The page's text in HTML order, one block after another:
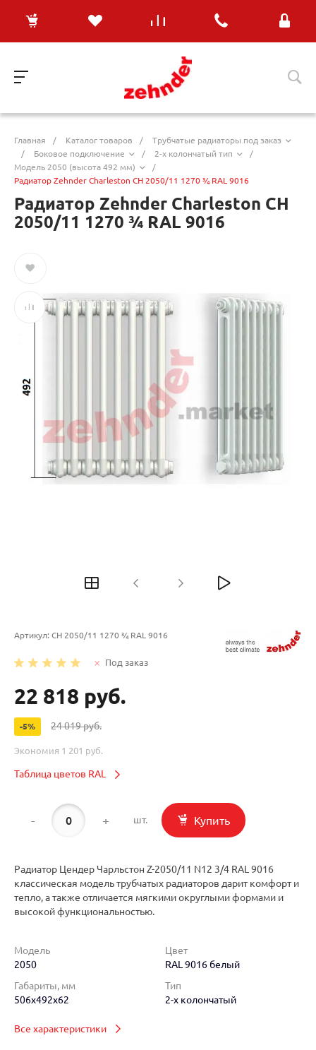
Главная / Каталог товаров /
Трубчатые радиаторы под заказ
/
Боковое подключение / 2-х колончатый тип
/
Модель 2050 (высота 492 мм)
/
Радиатор Zehnder Charleston CH 2050/11 1270 ¾ RAL 9016
Радиатор Zehnder Charleston CH
2050/11 1270 ¾ RAL 9016
Артикул: CH 2050/11 1270 ¾ RAL 9016
Под заказ
22 818 руб.
-5% 24 019 руб.
Экономия 1 201 руб.
Таблица цветов RAL
- + шт. Купить
Радиатор Цендер Чарльстон Z-2050/11 N12 3/4 RAL 9016
классическая модель трубчатых радиаторов дарит комфорт и
тепло, а также отличается мягкими округлыми формами и
высокой функциональностью.
Модель
2050
Цвет
RAL 9016 белый
Габариты, мм
506x492x62
Тип
2-х колончатый
Все характеристики